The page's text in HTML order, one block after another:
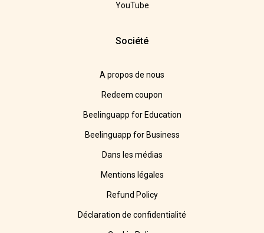
YouTube
Société
A propos de nous
Redeem coupon
Beelinguapp for Education
Beelinguapp for Business
Dans les médias
Mentions légales
Refund Policy
Déclaration de confidentialité